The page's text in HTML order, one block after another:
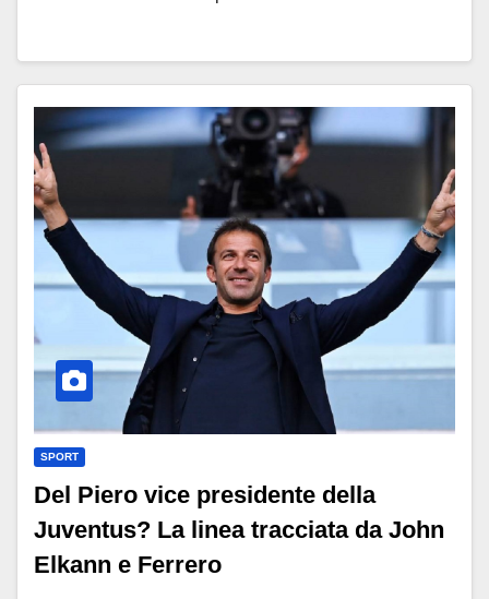
SPORT
Del Piero vice presidente della
Juventus? La linea tracciata da John
Elkann e Ferrero